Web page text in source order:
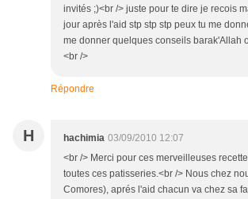
invités ;)<br /> juste pour te dire je recois
jour après l'aid stp stp stp peux tu me
me donner quelques conseils barak'Allah
<br />
Répondre
H hachimia 03/09/2010 12:07
<br /> Merci pour ces merveilleuses
toutes ces patisseries.<br /> Nous chez
Comores), aprés l'aid chacun va chez sa